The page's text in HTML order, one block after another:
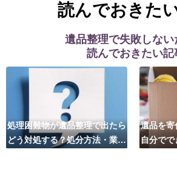
読んでおきた
遺品整理で失敗しない
読んでおきたい記
処理困難物が遺品整理で出たら
どう対処する？処分方法・業者
遺品を寄
自分で